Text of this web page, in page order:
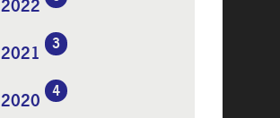
2022
2021
3
2020
4